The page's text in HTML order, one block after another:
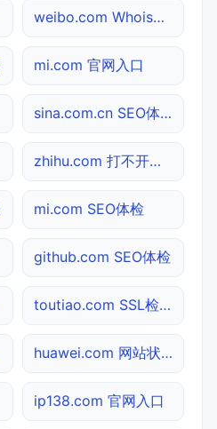
weibo.com Whois查询
mi.com 官网入口
sina.com.cn SEO体检
zhihu.com 打不开检测
mi.com SEO体检
github.com SEO体检
toutiao.com SSL检测
huawei.com 网站状态
ip138.com 官网入口